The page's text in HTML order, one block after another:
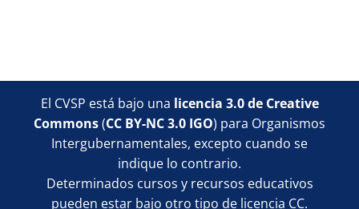
Bloques
Bloques
Bloques
Bloques
El CVSP está bajo una licencia 3.0 de Creative
Commons(CC BY-NC 3.0 IGO) para Organismos
Intergubernamentales, excepto cuando se
indique lo contrario.
Determinados cursos y recursos educativos
pueden estar bajo otro tipo de licencia CC.